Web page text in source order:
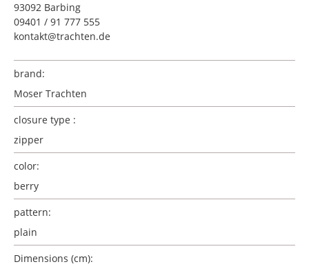
93092 Barbing
09401 / 91 777 555
kontakt@trachten.de
brand:
Moser Trachten
closure type :
zipper
color:
berry
pattern:
plain
Dimensions (cm):